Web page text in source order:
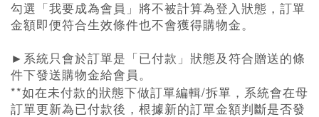
勾選「我要成為會員」將不被計算為登入狀態，訂單
金額即便符合生效條件也不會獲得購物金。
► 系統只會於訂單是「已付款」狀態及符合贈送的條
件下發送購物金給會員。
**如在未付款的狀態下做訂單編輯/拆單，系統會在母
訂單更新為已付款後，根據新的訂單金額判斷是否發